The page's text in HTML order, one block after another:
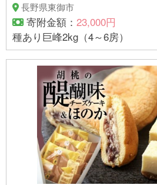
長野県東御市
寄附金額： 23,000円
種あり巨峰2kg（4～6房）